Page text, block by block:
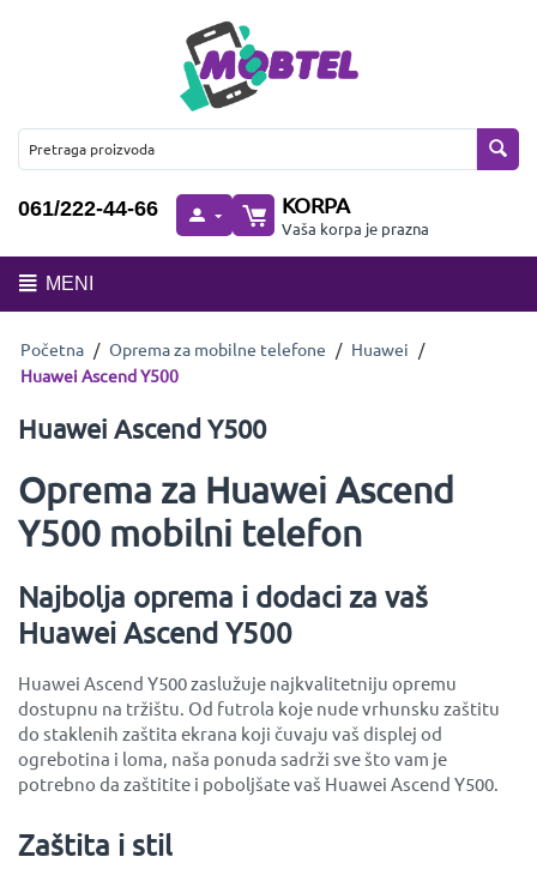
061/222-44-66 KORPA
Vaša korpa je prazna
MENI
Početna / Oprema za mobilne telefone / Huawei /
Huawei Ascend Y500
Huawei Ascend Y500
Oprema za Huawei Ascend
Y500 mobilni telefon
Najbolja oprema i dodaci za vaš
Huawei Ascend Y500
Huawei Ascend Y500 zaslužuje najkvalitetniju opremu
dostupnu na tržištu. Od futrola koje nude vrhunsku zaštitu
do staklenih zaštita ekrana koji čuvaju vaš displej od
ogrebotina i loma, naša ponuda sadrži sve što vam je
potrebno da zaštitite i poboljšate vaš Huawei Ascend Y500.
Zaštita i stil